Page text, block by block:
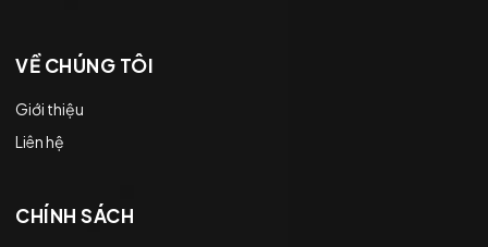
VỀ CHÚNG TÔI
Giới thiệu
Liên hệ
CHÍNH SÁCH